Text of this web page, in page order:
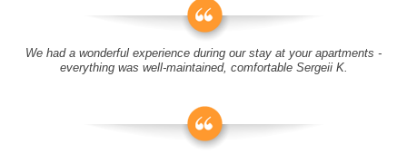
We had a wonderful experience during our stay at your apartments -
everything was well-maintained, comfortable Sergeii K.